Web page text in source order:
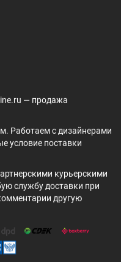
— продажа
Работаем с дизайнерами
условие поставки
курьерскими
службу доставки при
другую